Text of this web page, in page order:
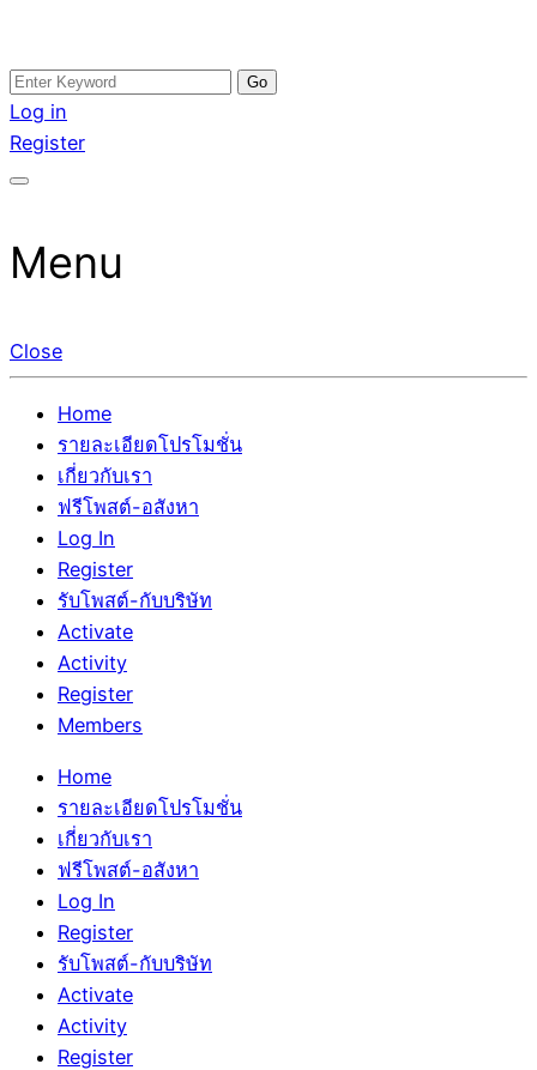
Skip
to
content
อสังหาโพสต์ รีวิวเยอะ รับจ้างโพสต์ขายบ้าน รับจ้างโพสต์อสัง
หา แตกต่างอย่างตั้งใจ รับรองผล อันดับ1 การโพสต์ขายอสังหา
กับทีมงานบริษัท บ้าน ที่ดิน คอนโด ติดGoogleหน้าแรกได้จริงๆ
รับจ้างโพสอสังหา ขายบ้าน อสังหาโพสต์ เชื่อถือได้จริง รับ
โพสต์ ที่ดิน กับทีมงานบริษัท ถูกและดีที่สุด ไม่มีค่านายหน้า
ขายได้จริงๆ ช่วยสร้างโอกาสในการขายได้มากกว่า ที่เดียว ที่
Search
for:
Log in
Register
Menu
Close
Home
รายละเอียดโปรโมชั่น
เกี่ยวกับเรา
ฟรีโพสต์-อสังหา
Log In
Register
รับโพสต์-กับบริษัท
Activate
Activity
Register
Members
Home
รายละเอียดโปรโมชั่น
เกี่ยวกับเรา
ฟรีโพสต์-อสังหา
Log In
Register
รับโพสต์-กับบริษัท
Activate
Activity
Register